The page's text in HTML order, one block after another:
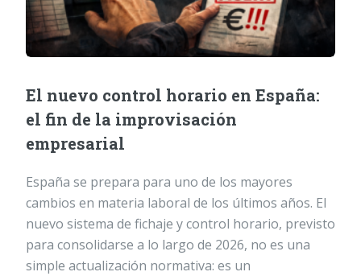
El nuevo control horario en España:
el fin de la improvisación
empresarial
España se prepara para uno de los mayores
cambios en materia laboral de los últimos años. El
nuevo sistema de fichaje y control horario, previsto
para consolidarse a lo largo de 2026, no es una
simple actualización normativa: es un